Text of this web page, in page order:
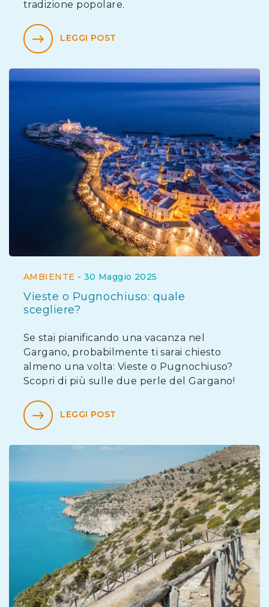
tradizione popolare.
LEGGI POST
AMBIENTE - 30 Maggio 2025
Vieste o Pugnochiuso: quale
scegliere?
Se stai pianificando una vacanza nel
Gargano, probabilmente ti sarai chiesto
almeno una volta: Vieste o Pugnochiuso?
Scopri di più sulle due perle del Gargano!
LEGGI POST